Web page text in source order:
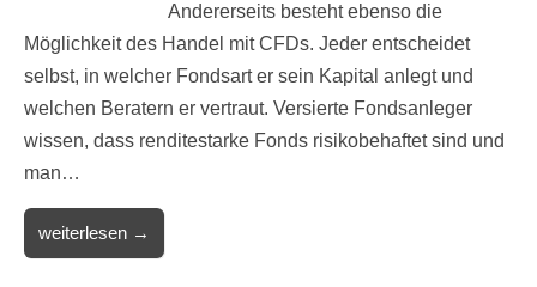
Andererseits besteht ebenso die
Möglichkeit des Handel mit CFDs. Jeder entscheidet
selbst, in welcher Fondsart er sein Kapital anlegt und
welchen Beratern er vertraut. Versierte Fondsanleger
wissen, dass renditestarke Fonds risikobehaftet sind und
man…
weiterlesen →